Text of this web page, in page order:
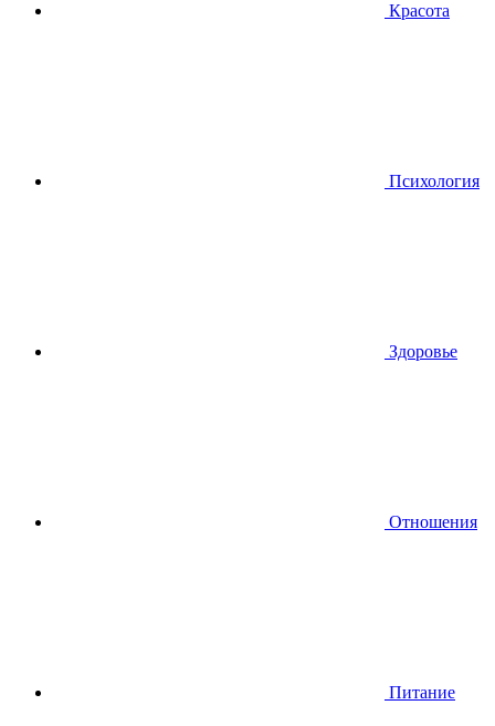
Красота
Психология
Здоровье
Отношения
Питание